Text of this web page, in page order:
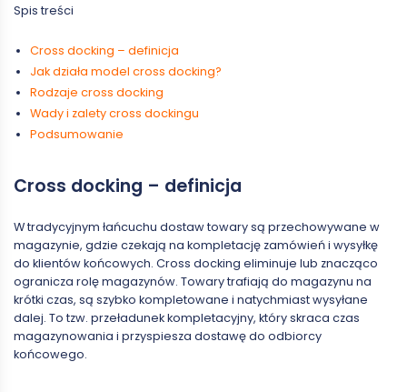
Spis treści
Cross docking – definicja
Jak działa model cross docking?
Rodzaje cross docking
Wady i zalety cross dockingu
Podsumowanie
Cross docking – definicja
W tradycyjnym łańcuchu dostaw towary są przechowywane w
magazynie, gdzie czekają na kompletację zamówień i wysyłkę
do klientów końcowych. Cross docking eliminuje lub znacząco
ogranicza rolę magazynów. Towary trafiają do magazynu na
krótki czas, są szybko kompletowane i natychmiast wysyłane
dalej. To tzw. przeładunek kompletacyjny, który skraca czas
magazynowania i przyspiesza dostawę do odbiorcy
końcowego.